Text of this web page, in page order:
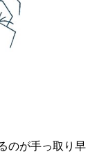
のが手っ取り早